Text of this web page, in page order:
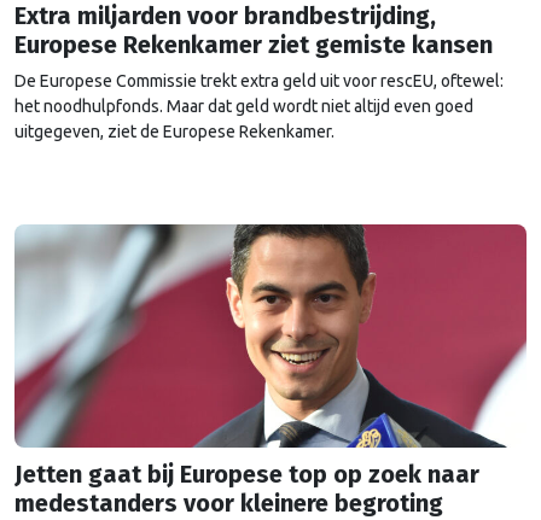
Extra miljarden voor brandbestrijding,
Europese Rekenkamer ziet gemiste kansen
De Europese Commissie trekt extra geld uit voor rescEU, oftewel:
het noodhulpfonds. Maar dat geld wordt niet altijd even goed
uitgegeven, ziet de Europese Rekenkamer.
Jetten gaat bij Europese top op zoek naar
medestanders voor kleinere begroting